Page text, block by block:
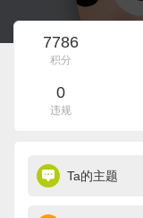
7786
积分
0
违规
Ta的主题